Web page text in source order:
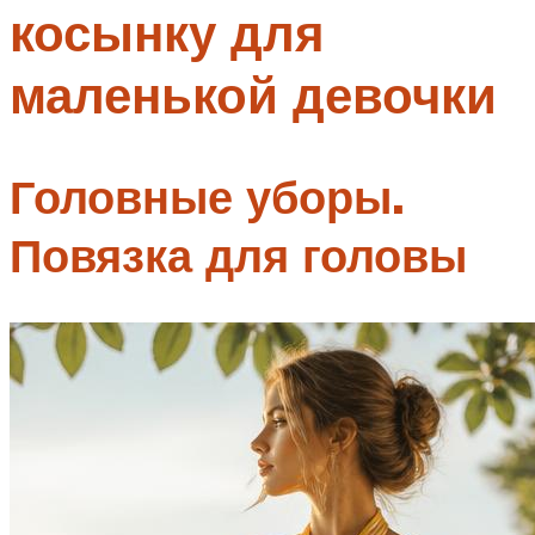
Меню
косынку для
маленькой девочки
Головные уборы.
Повязка для головы